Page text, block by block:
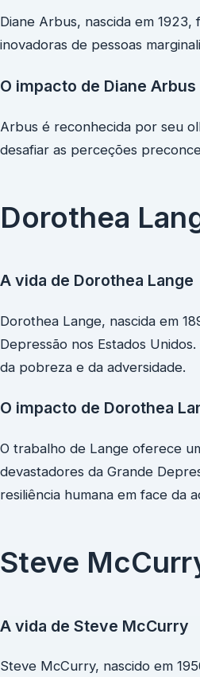
Diane Arbus, nascida em
inovadoras de pessoas
O impacto de Diane Arbus
Arbus é reconhecida por seu
desafiar as perceções
Dorothea
A vida de Dorothea Lange
Dorothea Lange, nascida em
Depressão nos Estados
da pobreza e da adversidade.
O impacto de Dorothea
O trabalho de Lange oferece
devastadores da Grande
resiliência humana em face da
Steve
A vida de Steve McCurry
Steve McCurry, nascido em